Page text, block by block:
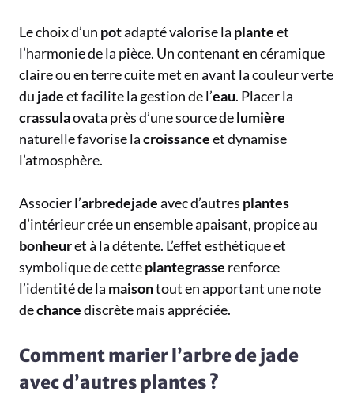
Le choix d’un potadapté valorise la planteet
l’harmonie de la pièce. Un contenant en céramique
claire ou en terre cuite met en avant la couleur verte
du jadeet facilite la gestion de l’eau. Placer la
crassulaovata près d’une source delumière
naturelle favorise lacroissanceet dynamise
l’atmosphère.
Associer l’arbredejadeavec d’autres plantes
d’intérieur crée un ensemble apaisant, propice au
bonheuret à la détente. L’effet esthétique et
symbolique de cetteplantegrasse renforce
l’identité de la maisontout en apportant une note
dechancediscrète mais appréciée.
Comment marier l’arbre de jade
avec d’autres plantes ?